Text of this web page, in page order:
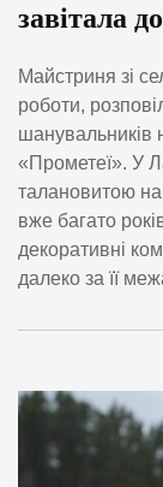
завітала
Майстриня зі
роботи,
шанувальників
«Прометеї». У
талановитою
вже багато
декоративні
далеко за її